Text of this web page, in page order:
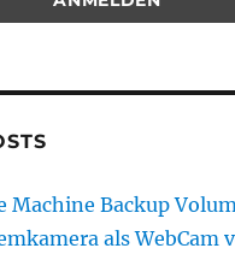
Machine Backup
als WebCam